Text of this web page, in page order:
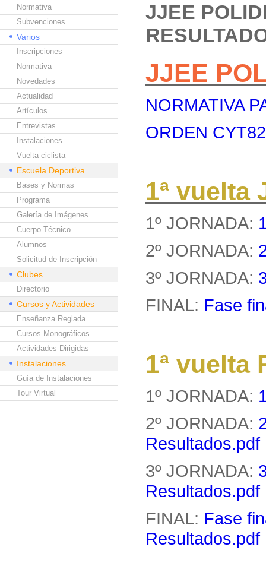
Normativa
Subvenciones
Varios
Inscripciones
Normativa
Novedades
Actualidad
Artículos
Entrevistas
Instalaciones
Vuelta ciclista
Escuela Deportiva
Bases y Normas
Programa
Galería de Imágenes
Cuerpo Técnico
Alumnos
Solicitud de Inscripción
Clubes
Directorio
Cursos y Actividades
Enseñanza Reglada
Cursos Monográficos
Actividades Dirigidas
Instalaciones
Guía de Instalaciones
Tour Virtual
JJEE
JJEE
NORMATIVA
ORDEN
1ª vuelta
1º JORNADA:
2º JORNADA:
3º JORNADA:
FINAL: Fase
1ª vuelta
1º JORNADA:
2º JORNADA:
Resultados.pdf
3º JORNADA:
Resultados.pdf
FINAL: Fase
Resultados.pdf